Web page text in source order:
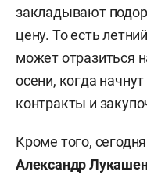
закладывают
цену. То есть
может отразиться
осени, когда
контракты и
Кроме того,
Александр